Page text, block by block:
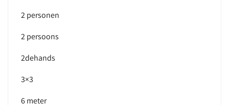
2 personen
2 persoons
2dehands
3×3
6 meter